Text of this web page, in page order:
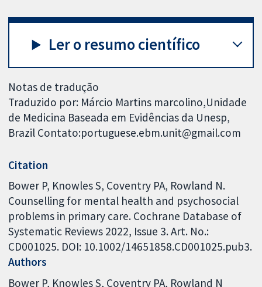
Ler o resumo científico
Notas de tradução
Traduzido por: Márcio Martins marcolino,Unidade
de Medicina Baseada em Evidências da Unesp,
Brazil Contato:portuguese.ebm.unit@gmail.com
Citation
Bower P, Knowles S, Coventry PA, Rowland N.
Counselling for mental health and psychosocial
problems in primary care. Cochrane Database of
Systematic Reviews 2022, Issue 3. Art. No.:
CD001025. DOI: 10.1002/14651858.CD001025.pub3.
Authors
Bower P Knowles S Coventry PA Rowland N